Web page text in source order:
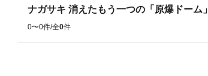
ナガサキ 消えたもう一つの「原爆ドーム」
0〜0件/全0件